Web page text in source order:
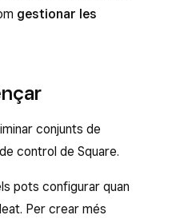
gestionar les
conjunts de
control de Square.
pots configurar quan
Per crear més